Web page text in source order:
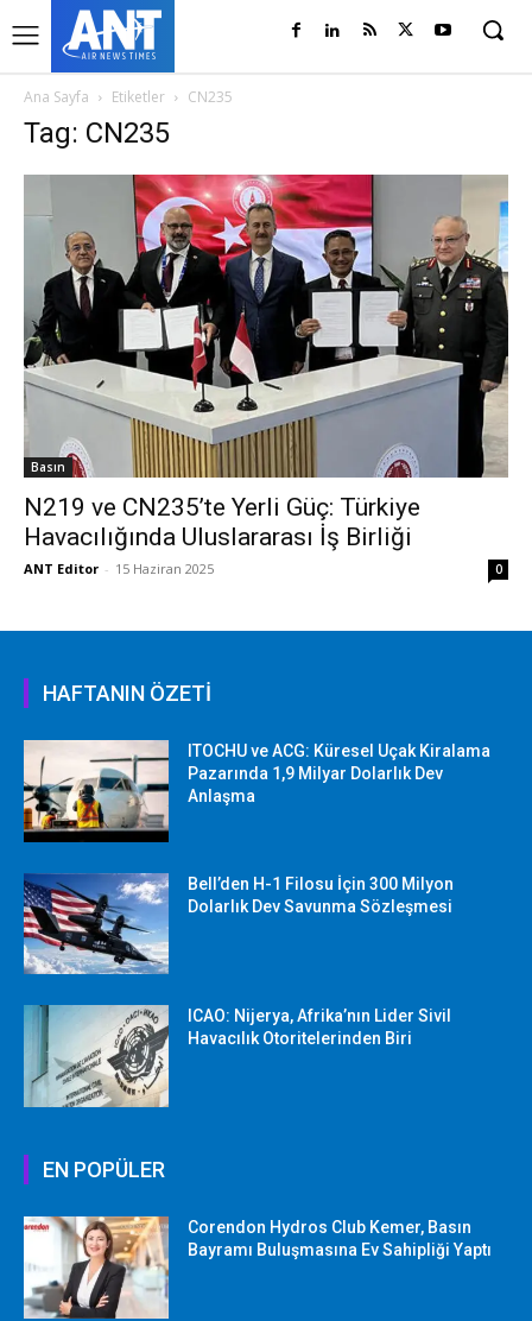
Ana Sayfa Etiketler CN235
Tag: CN235
Basın
N219 ve CN235’te Yerli Güç: Türkiye
Havacılığında Uluslararası İş Birliği
ANT Editor - 15 Haziran 2025 0
HAFTANIN ÖZETİ
ITOCHU ve ACG: Küresel Uçak Kiralama
Pazarında 1,9 Milyar Dolarlık Dev
Anlaşma
Bell’den H-1 Filosu İçin 300 Milyon
Dolarlık Dev Savunma Sözleşmesi
ICAO: Nijerya, Afrika’nın Lider Sivil
Havacılık Otoritelerinden Biri
EN POPÜLER
Corendon Hydros Club Kemer, Basın
Bayramı Buluşmasına Ev Sahipliği Yaptı